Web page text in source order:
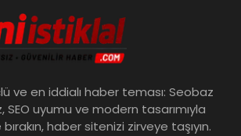
ve en iddialı haber teması: Seobaz
SEO uyumu ve modern tasarımıyla
haber sitenizi zirveye taşıyın.